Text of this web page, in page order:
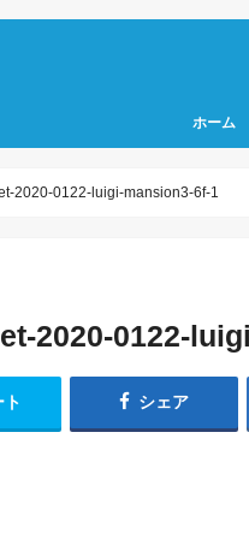
ホーム
2020-0122-luigi-mansion3-6f-1
2020-0122-
ト シェア